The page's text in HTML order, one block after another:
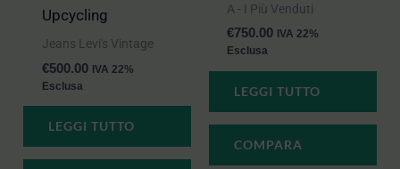
Upcycling
Jeans Levi's Vintage
€500.00 IVA 22%
Esclusa
LEGGI TUTTO
A - I Più Venduti
€750.00 IVA 22%
Esclusa
LEGGI TUTTO
COMPARA